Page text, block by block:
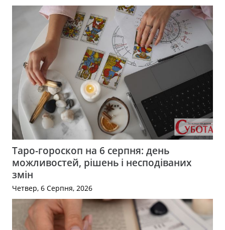
Таро-гороскоп на 6 серпня: день
можливостей, рішень і несподіваних
змін
Четвер, 6 Серпня, 2026